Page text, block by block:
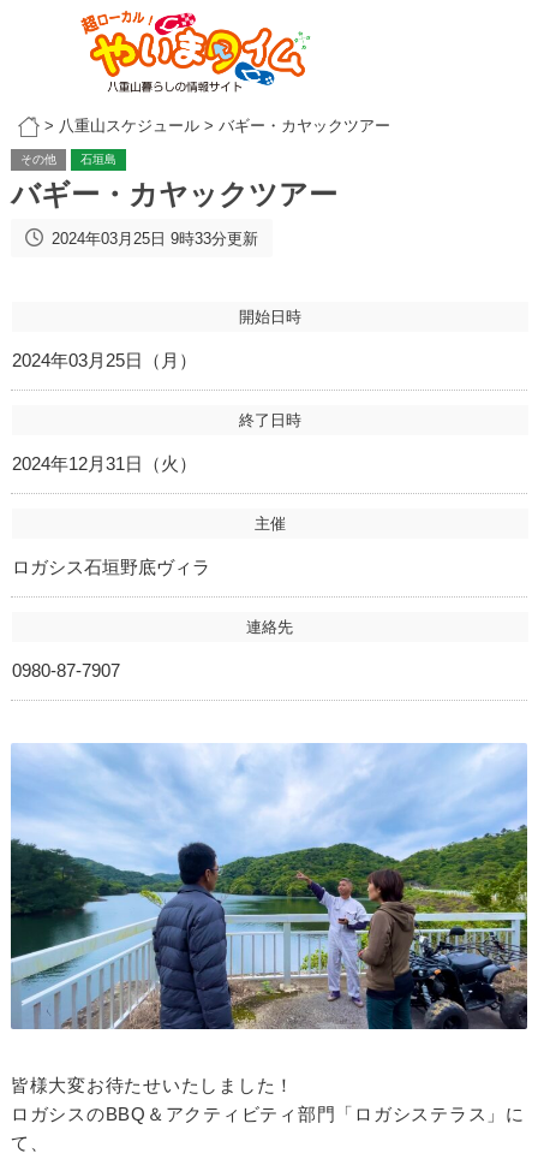
> 八重山スケジュール> バギー・カヤックツアー
その他 石垣島
バギー・カヤックツアー
2024年03月25日 9時33分更新
開始日時
2024年03月25日（月）
終了日時
2024年12月31日（火）
主催
ロガシス石垣野底ヴィラ
連絡先
0980-87-7907
皆様大変お待たせいたしました！
ロガシスのBBQ＆アクティビティ部門「ロガシステラス」に
て、